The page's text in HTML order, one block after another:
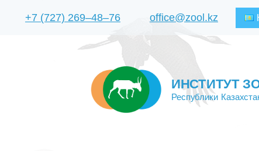
+7 (727) 269‒48‒76 office@zool.kz
ИНСТИТУТ
Республики